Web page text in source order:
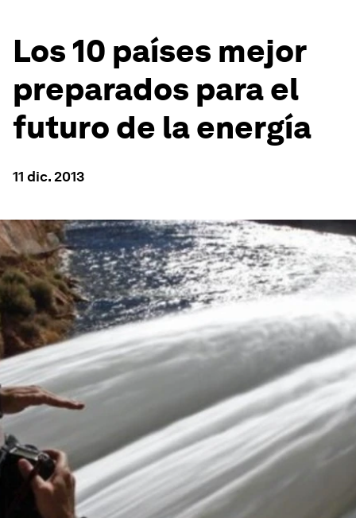
Los 10 países mejor
preparados para el
futuro de la energía
11 dic. 2013